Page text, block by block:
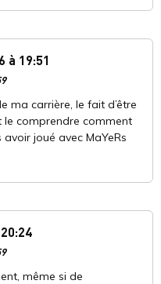
à 19:51
ma carrière, le fait d’être
le comprendre comment
joué avec MaYeRs
même si de